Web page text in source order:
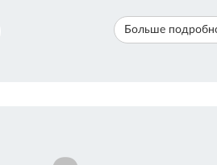
Больше